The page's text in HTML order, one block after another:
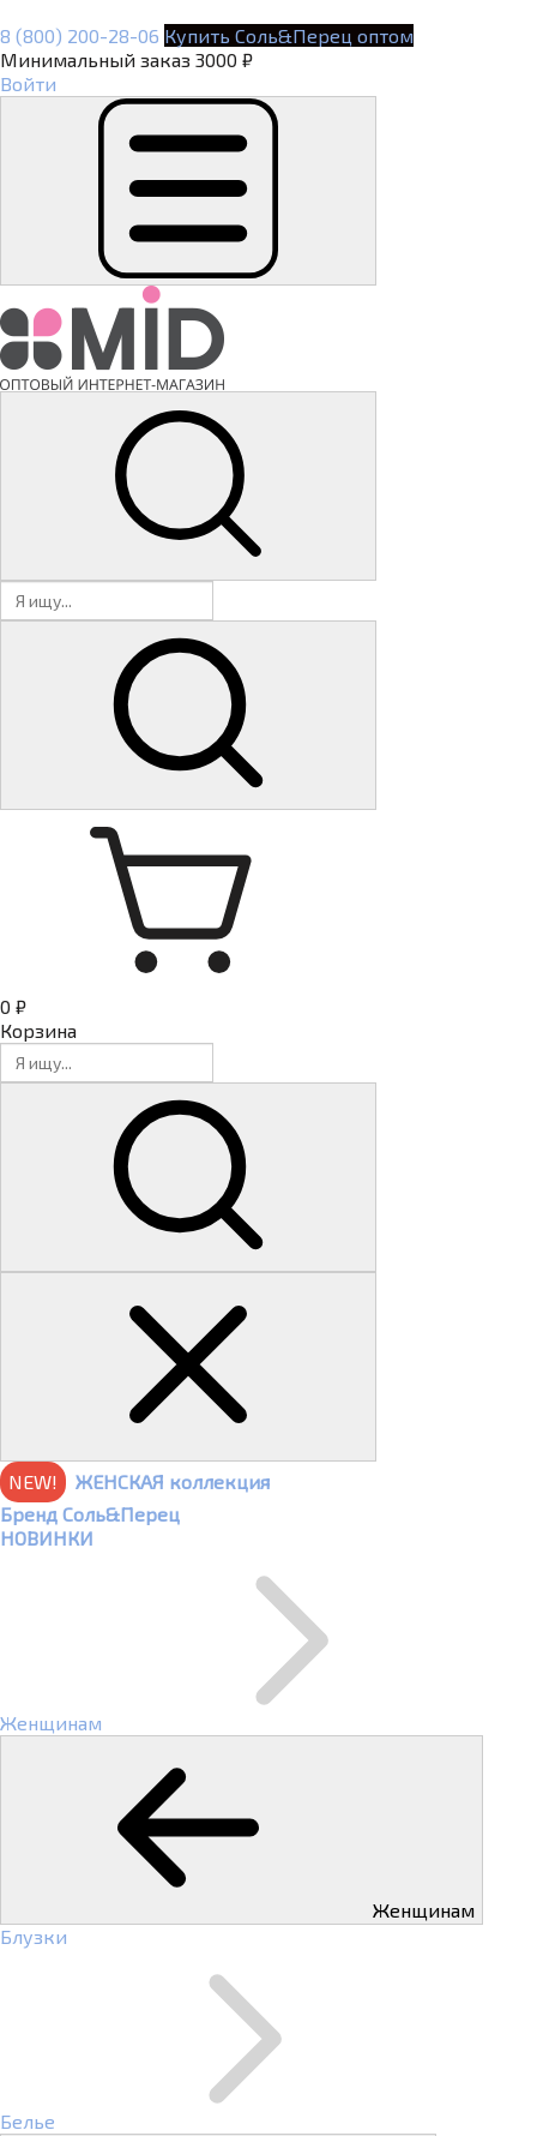
8 (800) 200-28-06 Купить Соль&Перец оптом
Минимальный заказ 3000 ₽
Войти
0 ₽
Корзина
NEW!
ЖЕНСКАЯ коллекция
Бренд Соль&Перец
НОВИНКИ
Женщинам
Женщинам
Блузки
Белье